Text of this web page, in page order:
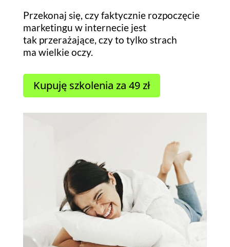
Przekonaj się, czy faktycznie rozpoczęcie
marketingu w internecie jest
tak przerażające, czy to tylko strach
ma wielkie oczy.
Kupuję szkolenia za 49 zł